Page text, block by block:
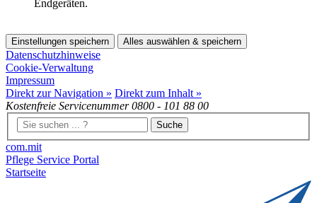
Endgeräten.
Einstellungen speichern Alles auswählen & speichern
Datenschutzhinweise
Cookie-Verwaltung
Impressum
Direkt zur Navigation » Direkt zum Inhalt »
Kostenfreie Servicenummer0800 - 101 88 00
Suche
com.mit
Pflege Service Portal
Startseite